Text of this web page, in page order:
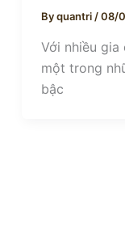
Byquantri /08/
Với nhiều
một trong
bậc